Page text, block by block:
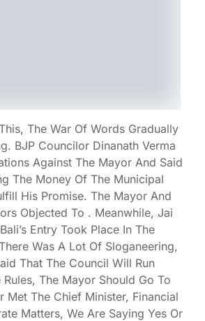
The War Of Words Gradually
BJP Councilor Dinanath Verma
Against The Mayor And Said
The Money Of The Municipal
His Promise. The Mayor And
Objected To . Meanwhile, Jai
Entry Took Place In The
Was A Lot Of Sloganeering,
That The Council Will Run
The Mayor Should Go To
Met The Chief Minister, Financial
Matters, We Are Saying Yes Or